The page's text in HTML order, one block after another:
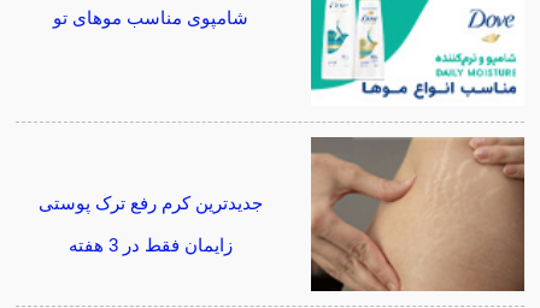
شامپوی مناسب موهای تو
جدیدترین کرم رفع ترک پوستی
زایمان فقط در 3 هفته